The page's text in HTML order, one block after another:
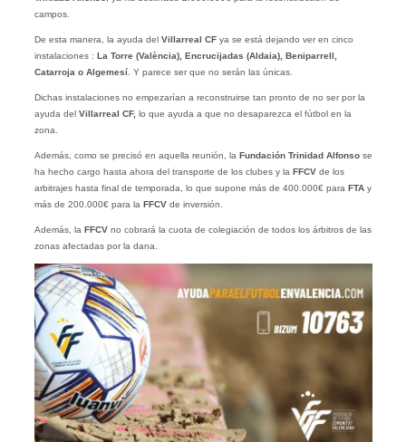
campos.
De esta manera, la ayuda delVillarreal CF ya se está dejando ver en cinco
instalaciones : La Torre (València), Encrucijadas (Aldaia), Beniparrell,
Catarroja o Algemesí. Y parece ser que no serán las únicas.
Dichas instalaciones no empezarían a reconstruirse tan pronto de no ser por la
ayuda delVillarreal CF, lo que ayuda a que no desaparezca el fútbol en la
zona.
Además, como se precisó en aquella reunión, la Fundación Trinidad Alfonsose
ha hecho cargo hasta ahora del transporte de los clubes y la FFCVde los
arbitrajes hasta final de temporada, lo que supone más de 400.000€ para FTAy
más de 200.000€ para la FFCVde inversión.
Además, la FFCVno cobrará la cuota de colegiación de todos los árbitros de las
zonas afectadas por la dana.